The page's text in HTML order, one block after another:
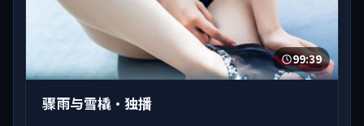
99:39
骤雨与雪橇·独播